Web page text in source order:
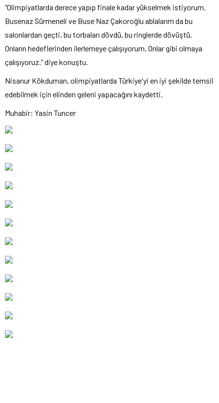
“Olimpiyatlarda derece yapıp finale kadar yükselmek istiyorum.
Busenaz Sürmeneli ve Buse Naz Çakoroğlu ablalarım da bu
salonlardan geçti, bu torbaları dövdü, bu ringlerde dövüştü.
Onların hedeflerinden ilerlemeye çalışıyorum. Onlar gibi olmaya
çalışıyoruz.” diye konuştu.
Nisanur Kökduman, olimpiyatlarda Türkiye'yi en iyi şekilde temsil
edebilmek için elinden geleni yapacağını kaydetti.
Muhabir: Yasin Tuncer